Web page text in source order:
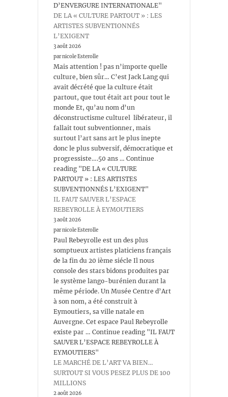
D’ENVERGURE INTERNATIONALE"
DE LA « CULTURE PARTOUT » : LES
ARTISTES SUBVENTIONNÉS
L’EXIGENT
3 août 2026
par nicole Esterolle
Mais attention ! pas n’importe quelle
culture, bien sûr… C’est Jack Lang qui
avait décrété que la culture était
partout, que tout était art pour tout le
monde Et, qu’au nom d’un
déconstructisme culturel libérateur, il
fallait tout subventionner, mais
surtout l’art sans art le plus inepte
donc le plus subversif, démocratique et
progressiste….50 ans … Continue
reading "DE LA « CULTURE
PARTOUT » : LES ARTISTES
SUBVENTIONNÉS L’EXIGENT"
IL FAUT SAUVER L’ESPACE
REBEYROLLE À EYMOUTIERS
3 août 2026
par nicole Esterolle
Paul Rebeyrolle est un des plus
somptueux artistes platiciens français
de la fin du 20 ième siécle Il nous
console des stars bidons produites par
le système lango-burénien durant la
même période. Un Musée Centre d’Art
à son nom, a été construit à
Eymoutiers, sa ville natale en
Auvergne. Cet espace Paul Rebeyrolle
existe par … Continue reading "IL FAUT
SAUVER L’ESPACE REBEYROLLE À
EYMOUTIERS"
LE MARCHÉ DE L’ART VA BIEN…
SURTOUT SI VOUS PESEZ PLUS DE 100
MILLIONS
2 août 2026